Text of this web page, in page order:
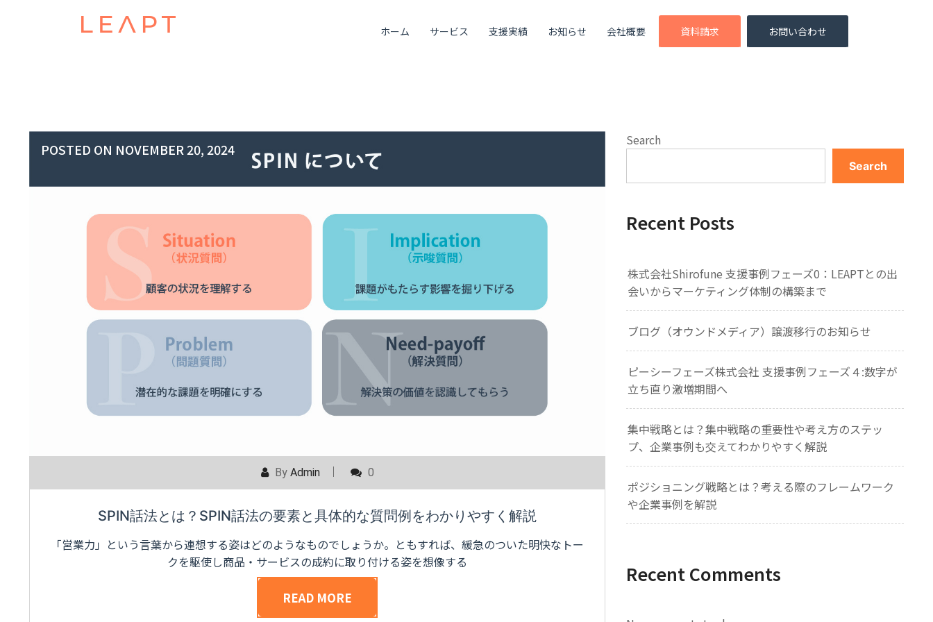
ホーム サービス 支援実績 お知らせ 会社概要 資料請求 お問い合わせ
POSTED ON NOVEMBER 20, 2024
By Admin 0
SPIN話法とは？SPIN話法の要素と具体的な質問例をわかりやすく解説
「営業力」という言葉から連想する姿はどのようなものでしょうか。ともすれば、緩急のついた明快なトー
クを駆使し商品・サービスの成約に取り付ける姿を想像する
READ MORE
Search
Search
Recent Posts
株式会社Shirofune 支援事例フェーズ0：LEAPTとの出
会いからマーケティング体制の構築まで
ブログ（オウンドメディア）譲渡移行のお知らせ
ピーシーフェーズ株式会社 支援事例フェーズ４:数字が
立ち直り激増期間へ
集中戦略とは？集中戦略の重要性や考え方のステッ
プ、企業事例も交えてわかりやすく解説
ポジショニング戦略とは？考える際のフレームワーク
や企業事例を解説
Recent Comments